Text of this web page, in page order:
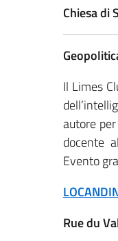
Chiesa di
Il Limes
autore per
docente
Evento
Rue du